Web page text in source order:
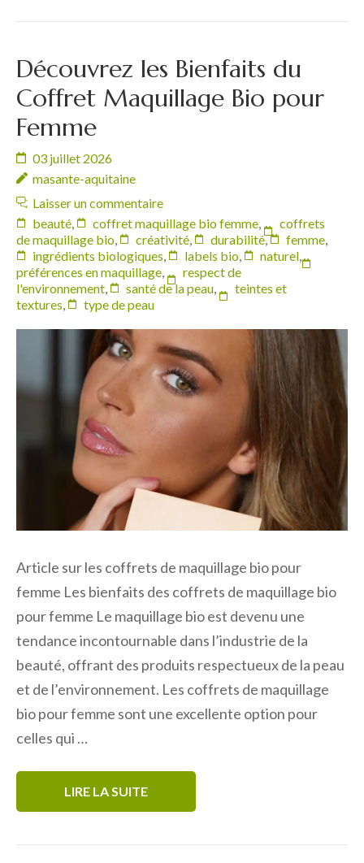
Découvrez les Bienfaits du
Coffret Maquillage Bio pour
Femme
03 juillet 2026
masante-aquitaine
Laisser un commentaire
beauté, coffret maquillage bio femme,
coffrets
de maquillage bio, créativité, durabilité, femme,
ingrédients biologiques, labels bio, naturel,
préférences en maquillage,
respect de
l'environnement, santé de la peau,
teintes et
textures, type de peau
Article sur les coffrets de maquillage bio pour
femme Les bienfaits des coffrets de maquillage bio
pour femme Le maquillage bio est devenu une
tendance incontournable dans l’industrie de la
beauté, offrant des produits respectueux de la peau
et de l’environnement. Les coffrets de maquillage
bio pour femme sont une excellente option pour
celles qui …
LIRE LA SUITE